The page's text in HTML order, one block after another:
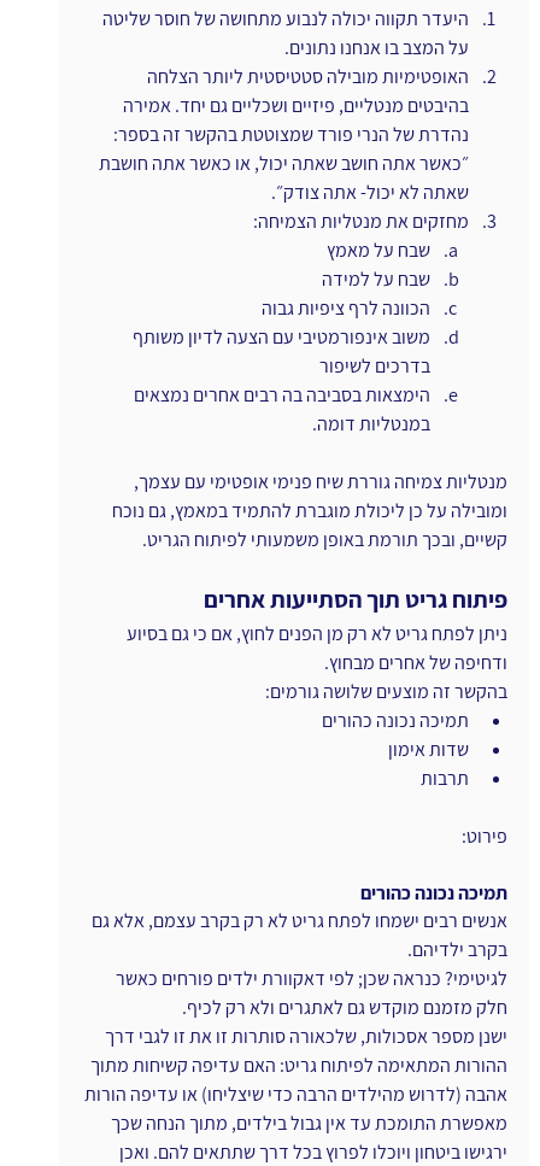
היעדר תקווה יכולה לנבוע מתחושה של חוסר שליטה
על המצב בו אנחנו נתונים.
האופטימיות מובילה סטטיסטית ליותר הצלחה
בהיבטים מנטליים, פיזיים ושכליים גם יחד. אמירה
נהדרת של הנרי פורד שמצוטטת בהקשר זה בספר:
״כאשר אתה חושב שאתה יכול, או כאשר אתה חושבת
שאתה לא יכול- אתה צודק״.
מחזקים את מנטליות הצמיחה:
שבח על מאמץ
שבח על למידה
הכוונה לרף ציפיות גבוה
משוב אינפורמטיבי עם הצעה לדיון משותף
בדרכים לשיפור
הימצאות בסביבה בה רבים אחרים נמצאים
במנטליות דומה.
מנטליות צמיחה גוררת שיח פנימי אופטימי עם עצמך,
ומובילה על כן ליכולת מוגברת להתמיד במאמץ, גם נוכח
קשיים, ובכך תורמת באופן משמעותי לפיתוח הגריט.
פיתוח גריט תוך הסתייעות אחרים
ניתן לפתח גריט לא רק מן הפנים לחוץ, אם כי גם בסיוע
ודחיפה של אחרים מבחוץ.
בהקשר זה מוצעים שלושה גורמים:
תמיכה נכונה כהורים
שדות אימון
תרבות
פירוט:
תמיכה נכונה כהורים
אנשים רבים ישמחו לפתח גריט לא רק בקרב עצמם, אלא גם
בקרב ילדיהם.
לגיטימי? כנראה שכן; לפי דאקוורת ילדים פורחים כאשר
חלק מזמנם מוקדש גם לאתגרים ולא רק לכיף.
ישנן מספר אסכולות, שלכאורה סותרות זו את זו לגבי דרך
ההורות המתאימה לפיתוח גריט: האם עדיפה קשיחות מתוך
אהבה (לדרוש מהילדים הרבה כדי שיצליחו) או עדיפה הורות
מאפשרת התומכת עד אין גבול בילדים, מתוך הנחה שכך
ירגישו ביטחון ויוכלו לפרוץ בכל דרך שתתאים להם. ואכן